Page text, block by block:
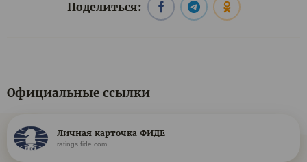
Поделиться:
Официальные ссылки
Личная карточка ФИДЕ
ratings.fide.com